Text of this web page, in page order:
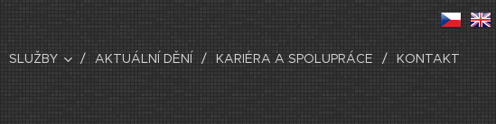
SLUŽBY AKTUÁLNÍ DĚNÍ KARIÉRA A SPOLUPRÁCE KONTAKT